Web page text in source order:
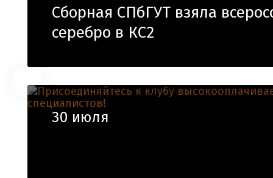
Сборная СПбГУТ взяла
серебро в КС2
30 июля